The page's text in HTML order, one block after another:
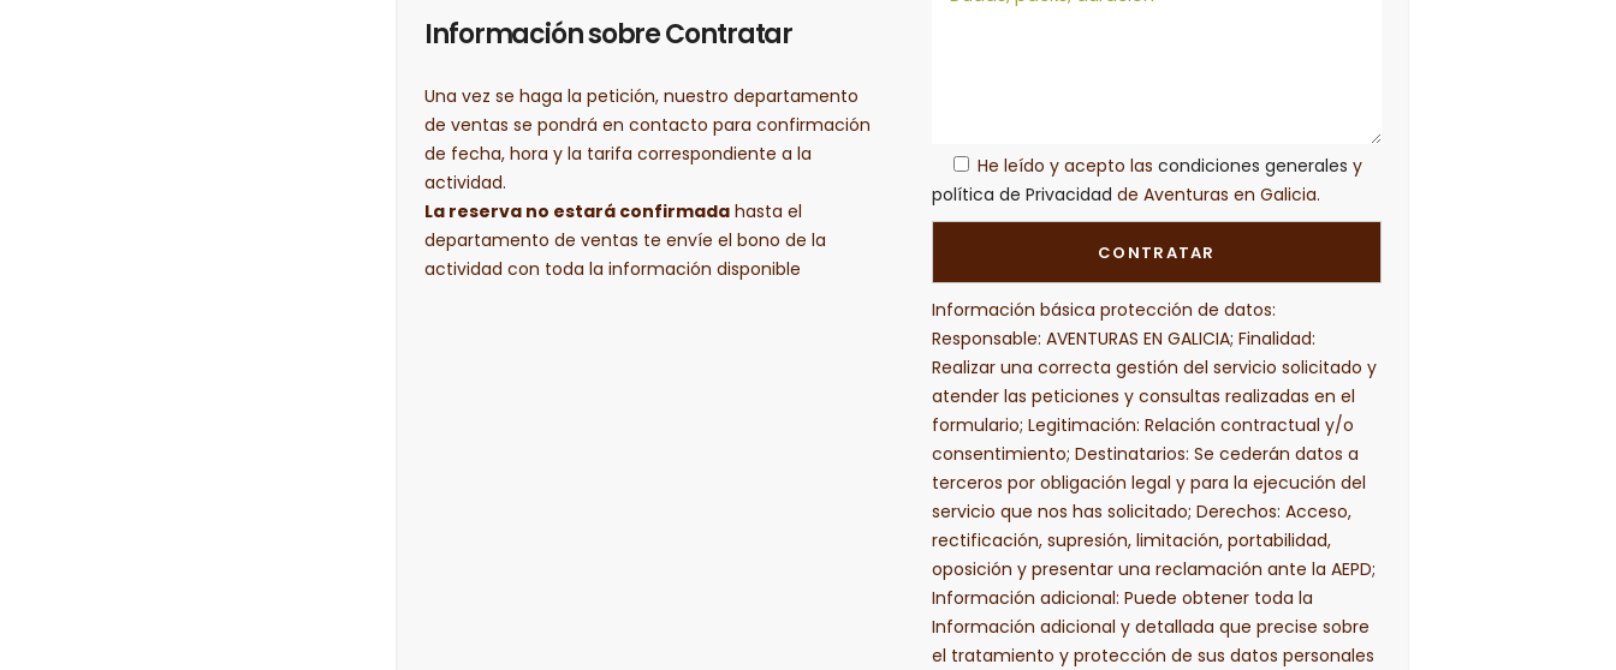
Información sobre Contratar
Una vez se haga la petición, nuestro departamento
de ventas se pondrá en contacto para confirmación
de fecha, hora y la tarifa correspondiente a la
actividad.
La reserva no estará confirmada hasta el
departamento de ventas te envíe el bono de la
actividad con toda la información disponible
He leído y acepto las condiciones generales y
política de Privacidad de Aventuras en Galicia.
Información básica protección de datos:
Responsable: AVENTURAS EN GALICIA; Finalidad:
Realizar una correcta gestión del servicio solicitado y
atender las peticiones y consultas realizadas en el
formulario; Legitimación: Relación contractual y/o
consentimiento; Destinatarios: Se cederán datos a
terceros por obligación legal y para la ejecución del
servicio que nos has solicitado; Derechos: Acceso,
rectificación, supresión, limitación, portabilidad,
oposición y presentar una reclamación ante la AEPD;
Información adicional: Puede obtener toda la
Información adicional y detallada que precise sobre
el tratamiento y protección de sus datos personales